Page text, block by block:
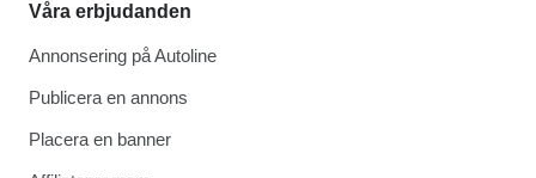
Våra erbjudanden
Annonsering på Autoline
Publicera en annons
Placera en banner